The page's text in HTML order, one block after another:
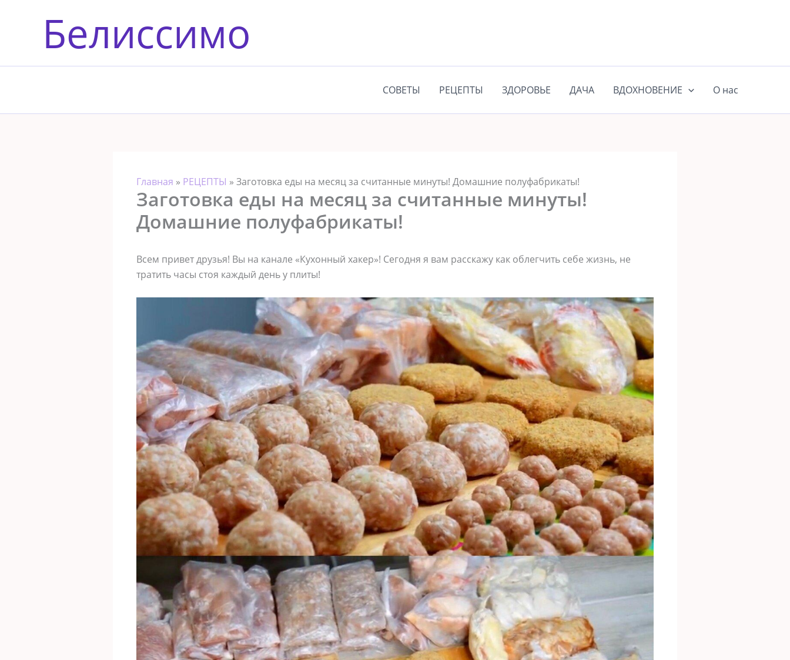
содержимомуБелиссимо
СОВЕТЫ РЕЦЕПТЫ ЗДОРОВЬЕ ДАЧА ВДОХНОВЕНИЕ О нас
Главная » РЕЦЕПТЫ » Заготовка еды на месяц за считанные минуты! Домашние полуфабрикаты!
Заготовка еды на месяц за считанные минуты!
Домашние полуфабрикаты!
Всем привет друзья! Вы на канале «Кухонный хакер»! Сегодня я вам расскажу как облегчить себе жизнь, не
тратить часы стоя каждый день у плиты!